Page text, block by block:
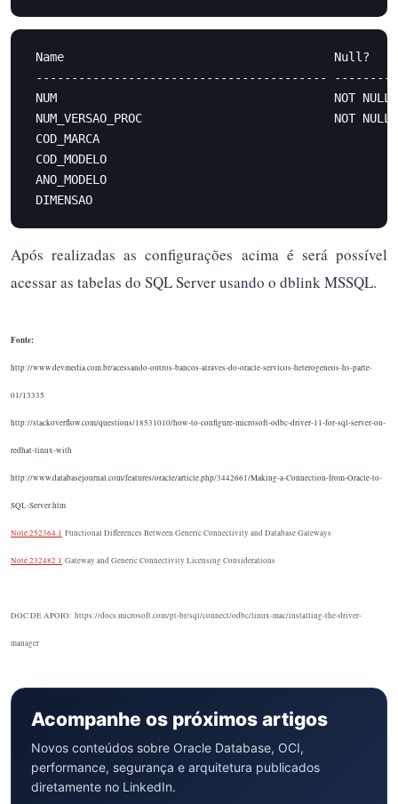
Name                                      Null?
-----------------------------------------
NUM                                       NOT NULL
NUM_VERSAO_PROC                           NOT NULL
COD_MARCA
COD_MODELO
ANO_MODELO
DIMENSAO
Após realizadas as configurações acima é será possível
acessar as tabelas do SQL Server usando o dblink MSSQL.
Fonte:
http://www.devmedia.com.br/acessando-outros-bancos-atraves-do-oracle-servicos-heterogeneos-hs-parte-
01/13335
http://stackoverflow.com/questions/18531010/how-to-configure-microsoft-odbc-driver-11-for-sql-server-on-
redhat-linux-with
http://www.databasejournal.com/features/oracle/article.php/3442661/Making-a-Connection-from-Oracle-to-
SQL-Server.htm
Note.252364.1 Functional Differences Between Generic Connectivity and Database Gateways
Note.232482.1 Gateway and Generic Connectivity Licensing Considerations
DOC DE APOIO: https://docs.microsoft.com/pt-br/sql/connect/odbc/linux-mac/installing-the-driver-
manager
Acompanhe os próximos artigos
Novos conteúdos sobre Oracle Database, OCI,
performance, segurança e arquitetura publicados
diretamente no LinkedIn.